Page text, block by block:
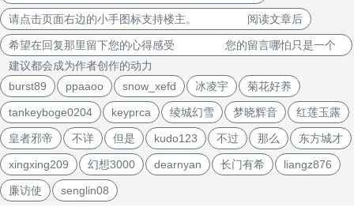
请点击页面右边的小手图标支持楼主。 阅读文章后
希望在回复那里留下您的心得感受 您的留言哪怕只是一个
建议都会成为作者创作的动力
burst89
ppaaoo snow_xefd 冰凌宇 菊花好养
tankeyboge0204 keyprca 绫城幻雪 梦晓辉音 红莲玉露
皇者邪帝 不详 但是 kudo123 不过 那么 东方城才
xingxing209 幻想3000 dearnyan 长门有希 liangz876
廉访使 senglin08